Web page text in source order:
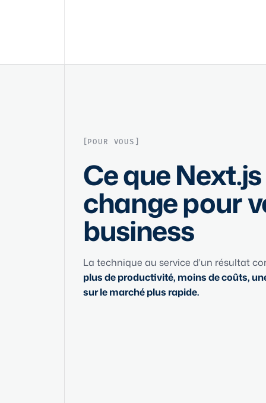
POUR VOUS
Ce que Next.js
change pour
business
La technique au service d'un résultat
plus de productivité, moins de coûts,
sur le marché plus rapide.